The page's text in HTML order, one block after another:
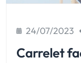
24/07/2023
Carrelet